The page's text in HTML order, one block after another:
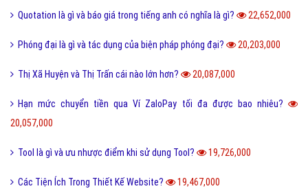
Quotation là gì và báo giá trong tiếng anh có nghĩa là gì? 22,652,000
Phóng đại là gì và tác dụng của biện pháp phóng đại? 20,203,000
Thị Xã Huyện và Thị Trấn cái nào lớn hơn? 20,087,000
Hạn mức chuyển tiền qua Ví ZaloPay tối đa được bao nhiêu?
20,057,000
Tool là gì và ưu nhược điểm khi sử dụng Tool? 19,726,000
Các Tiện Ích Trong Thiết Kế Website? 19,467,000